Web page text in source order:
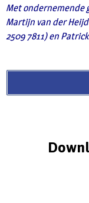
Met ondernemende
Martijn van der
2509 7811) en